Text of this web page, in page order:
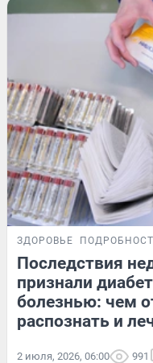
ЗДОРОВЬЕ
Последствия
признали
болезнью: чем
распознать и
2 июля, 2026, 06:00 991